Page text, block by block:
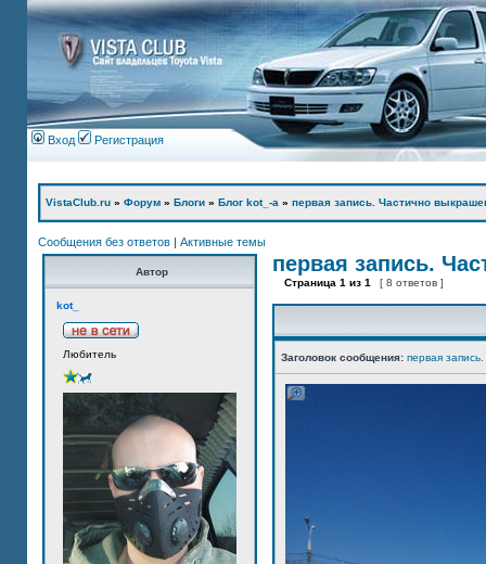
Вход Регистрация
VistaClub.ru » Форум » Блоги » Блог kot_-а » первая запись. Частично
Сообщения без ответов | Активные темы
Автор
kot_
Любитель
первая запись.
Страница 1 из 1 [ 8 ответов ]
Заголовок сообщения: первая